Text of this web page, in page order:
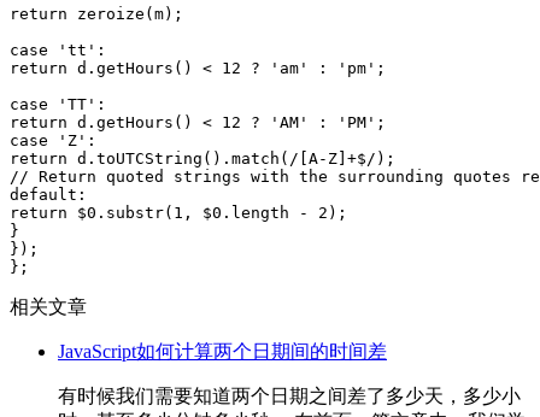
return zeroize(m);
case 'tt':
return d.getHours() < 12 ? 'am' : 'pm';
case 'TT':
return d.getHours() < 12 ? 'AM' : 'PM';
case 'Z':
return d.toUTCString().match(/[A-Z]+$/);
// Return quoted strings with the surrounding quotes
default:
return $0.substr(1, $0.length - 2);
}
});
};
相关文章
JavaScript如何计算两个日期间的时间差
有时候我们需要知道两个日期之间差了多少天，多少小